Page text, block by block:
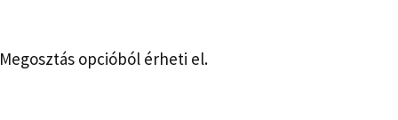
opcióból érheti el.